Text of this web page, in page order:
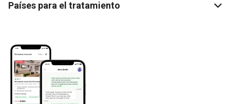
Países para el tratamiento